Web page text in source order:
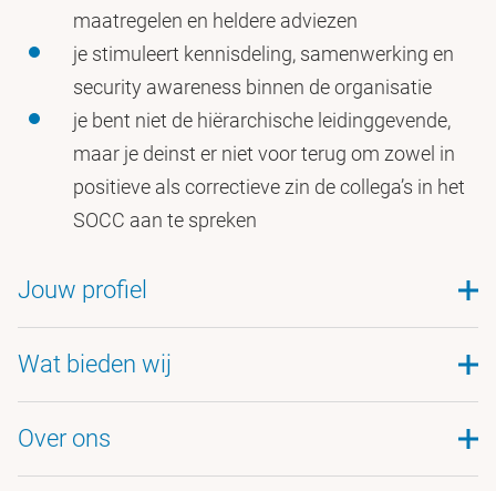
maatregelen en heldere adviezen
je stimuleert kennisdeling, samenwerking en
security awareness binnen de organisatie
je bent niet de hiërarchische leidinggevende,
maar je deinst er niet voor terug om zowel in
positieve als correctieve zin de collega’s in het
SOCC aan te spreken
Jouw profiel
met een opleiding in IT, cybersecurity of een
je hebt aantoonbare ervaring met coördinatie
of teamlead-rollen, bij voorkeur in een
Wat bieden wij
Een uitdagende functie bij een maatschappelijk
betrokken organisatie. Bij de VU draag je bij aan
Over ons